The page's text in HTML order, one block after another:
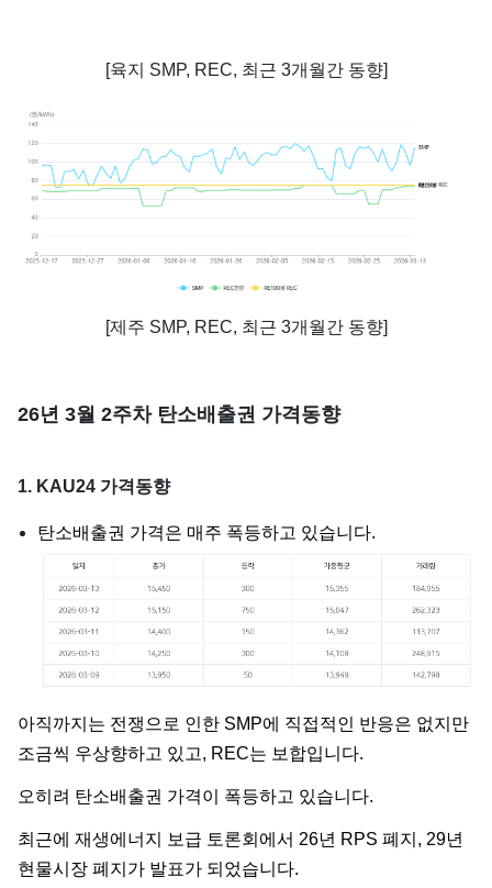
[육지 SMP, REC, 최근 3개월간 동향]
[제주 SMP, REC, 최근 3개월간 동향]
26년 3월 2주차 탄소배출권 가격동향
1. KAU24 가격동향
탄소배출권 가격은 매주 폭등하고 있습니다.
아직까지는 전쟁으로 인한 SMP에 직접적인 반응은 없지만
조금씩 우상향하고 있고, REC는 보합입니다.
오히려 탄소배출권 가격이 폭등하고 있습니다.
최근에 재생에너지 보급 토론회에서 26년 RPS 폐지, 29년
현물시장 폐지가 발표가 되었습니다.